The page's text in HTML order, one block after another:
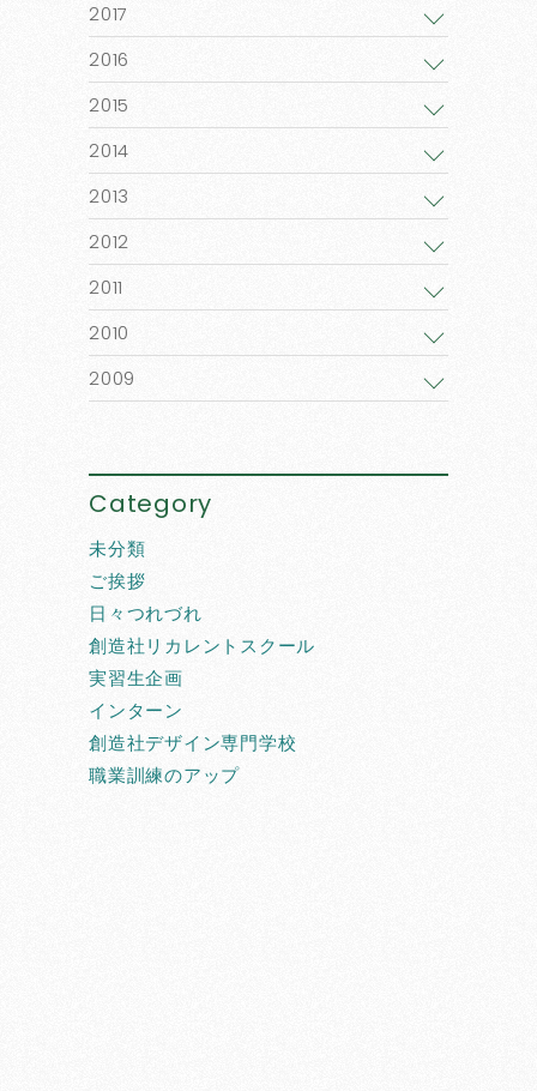
2017
2016
2015
2014
2013
2012
2011
2010
2009
Category
未分類
ご挨拶
日々つれづれ
創造社リカレントスクール
実習生企画
インターン
創造社デザイン専門学校
職業訓練のアップ